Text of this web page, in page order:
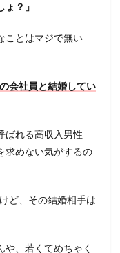
？」
ことはマジで無い
会社員と結婚してい
ばれる高収入男性
求めない気がするの
ど、その結婚相手は
、若くてめちゃく